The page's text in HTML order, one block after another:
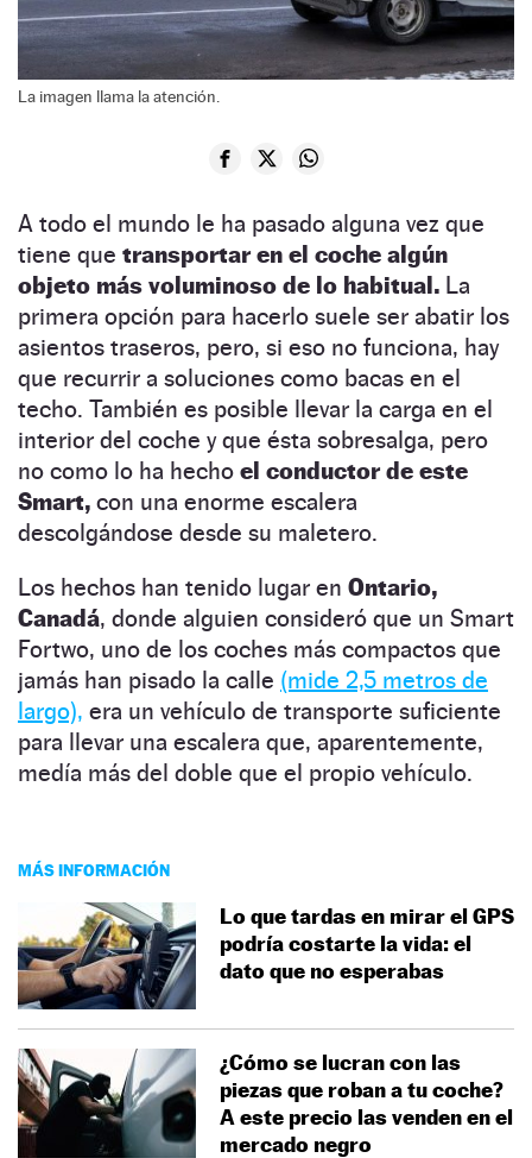
La imagen llama la atención.
A todo el mundo le ha pasado alguna vez que
tiene que transportar en el coche algún
objeto más voluminoso de lo habitual. La
primera opción para hacerlo suele ser abatir los
asientos traseros, pero, si eso no funciona, hay
que recurrir a soluciones como bacas en el
techo. También es posible llevar la carga en el
interior del coche y que ésta sobresalga, pero
no como lo ha hecho el conductor de este
Smart, con una enorme escalera
descolgándose desde su maletero.
Los hechos han tenido lugar en Ontario,
Canadá, donde alguien consideró que un Smart
Fortwo, uno de los coches más compactos que
jamás han pisado la calle (mide 2,5 metros de
largo), era un vehículo de transporte suficiente
para llevar una escalera que, aparentemente,
medía más del doble que el propio vehículo.
MÁS INFORMACIÓN
Lo que tardas en mirar el GPS
podría costarte la vida: el
dato que no esperabas
¿Cómo se lucran con las
piezas que roban a tu coche?
A este precio las venden en el
mercado negro